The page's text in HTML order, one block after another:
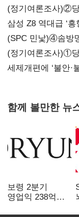
(정기여론조사)②
삼성 Z8 역대급 ‘
대전’
(SPC 민낯)④솜방
(정기여론조사)①
지지도 '50% 아래
세제개편에 ‘불안·
함께 볼만한 뉴
보령 2분기
영업익 238억…